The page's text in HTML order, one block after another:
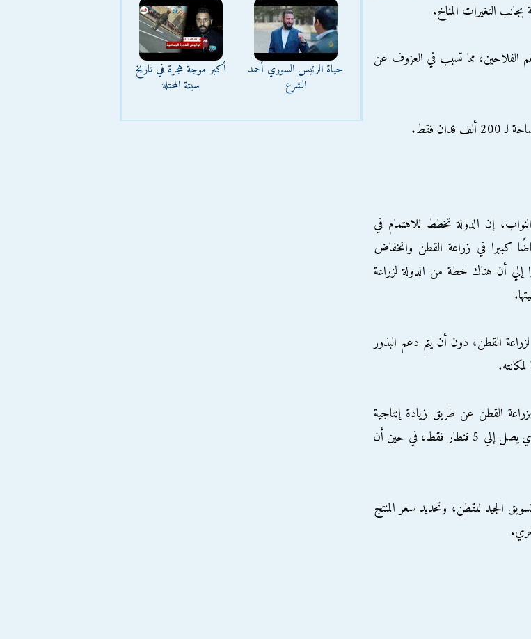
بجانب التغيرات المناخ.
الفلاحين، مما تسبب في العزوف عن
إن الدولة تخطط للاهتمام في
كبيرا في زراعة القطن وانخفاض
أن هناك خطة من الدولة لزراعة
القطن، دون أن يتم دعم البذور
القطن عن طريق زيادة إنتاجية
الفدان، حيث تعتبر مصر الأقل في العالم في إنتاج الفدان للقطن، والذي يصل إلي 5 قنطار فقط، في حين أن
الجيد للقطن، وتحديد سعر المنتج
حياة الرئيس السوري أحمد
الشرع
أكبر موجة هجرة في تاريخ
سبتة المحتلة